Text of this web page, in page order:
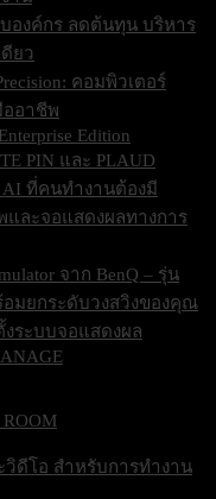
องค์กร ลดต้นทุน บริหาร
ยว
คอมพิวเตอร์
ออาชีพ
Edition
PIN และ PLAUD
AI ที่คนทำงานต้องมี
และจอแสดงผลทางการ
จาก BenQ – รุ่น
อมยกระดับวงสวิงของคุณ
งระบบจอแสดงผล
ROOM
วิดีโอ สำหรับการทำงาน